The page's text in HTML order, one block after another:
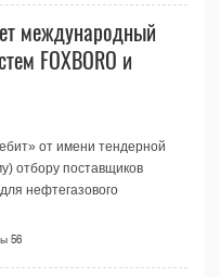
международный
FOXBORO и
от имени тендерной
отбору поставщиков
нефтегазового
56